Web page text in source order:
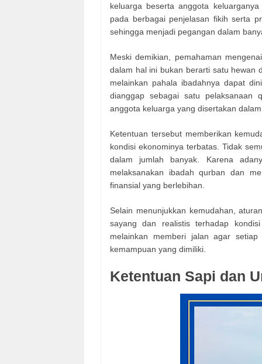
keluarga beserta anggota
pada berbagai penjelasan fikih serta
sehingga menjadi pegangan dalam
Meski demikian, pemahaman
dalam hal ini bukan berarti satu hewan
melainkan pahala ibadahnya dapat
dianggap sebagai satu pelaksanaan
anggota keluarga yang disertakan
Ketentuan tersebut memberikan
kondisi ekonominya terbatas. Tidak
dalam jumlah banyak. Karena
melaksanakan ibadah qurban dan
finansial yang berlebihan.
Selain menunjukkan kemudahan,
sayang dan realistis terhadap
melainkan memberi jalan agar
kemampuan yang dimiliki.
Ketentuan Sapi dan